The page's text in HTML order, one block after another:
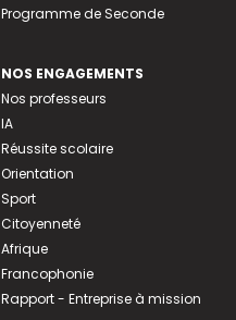
Programme de Seconde
NOS ENGAGEMENTS
Nos professeurs
IA
Réussite scolaire
Orientation
Sport
Citoyenneté
Afrique
Francophonie
Rapport - Entreprise à mission